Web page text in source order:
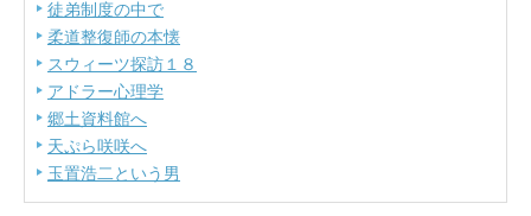
徒弟制度の中で
柔道整復師の本懐
スウィーツ探訪１８
アドラー心理学
郷土資料館へ
天ぷら咲咲へ
玉置浩二という男